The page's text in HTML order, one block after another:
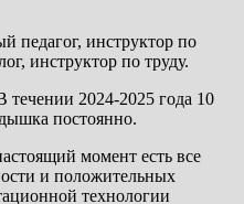
педагог, инструктор по
инструктор по труду.
течении 2024-2025 года 10
постоянно.
момент есть все
и положительных
технологии